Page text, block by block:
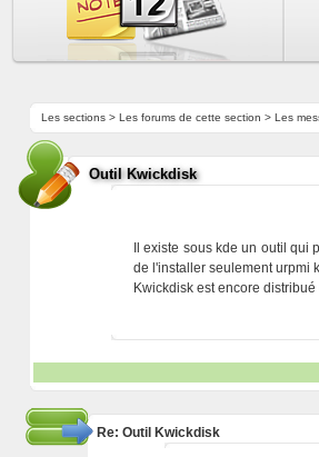
Les sections> Les forums de cette section > Les
Outil Kwickdisk
Il existe sous kde un outil
de l'installer seulement urpmi
Kwickdisk est encore
Re: Outil Kwickdisk